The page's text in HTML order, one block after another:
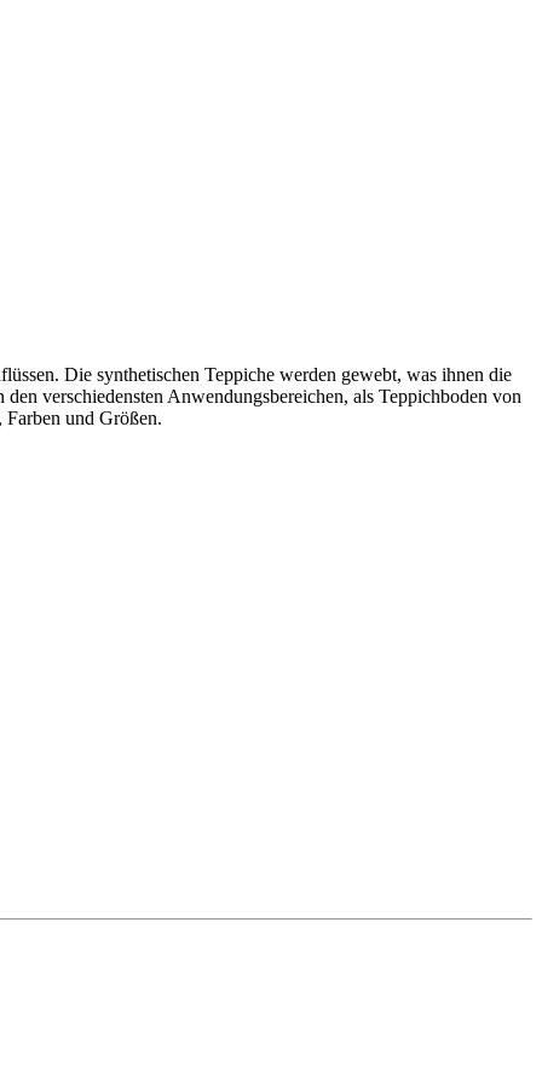
Die synthetischen Teppiche werden gewebt, was ihnen die
verschiedensten Anwendungsbereichen, als Teppichboden von
und Größen.